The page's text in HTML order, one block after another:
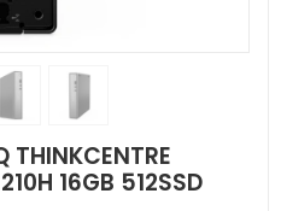
THINKCENTRE
16GB 512SSD